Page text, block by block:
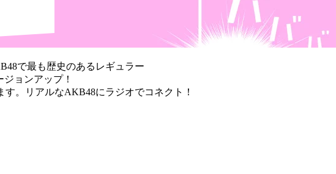
で最も歴史のあるレギュラー
ョンアップ！
。リアルなAKB48にラジオでコネクト！